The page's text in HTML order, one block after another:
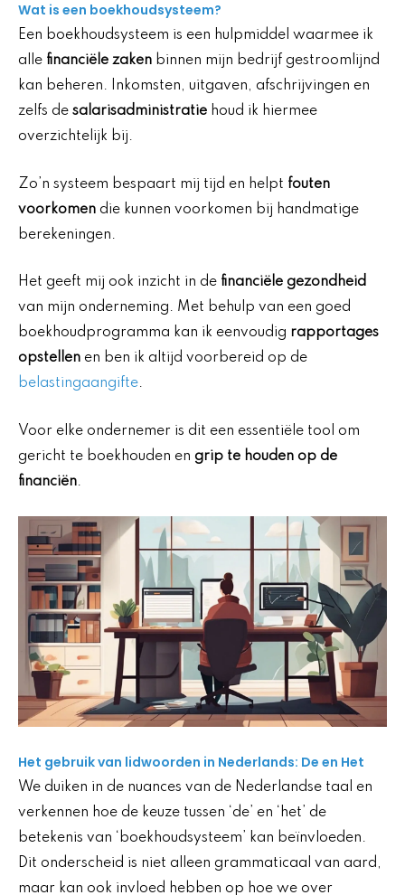
Wat is een boekhoudsysteem?
Een boekhoudsysteem is een hulpmiddel waarmee ik
alle financiële zaken binnen mijn bedrijf gestroomlijnd
kan beheren. Inkomsten, uitgaven, afschrijvingen en
zelfs de salarisadministratie houd ik hiermee
overzichtelijk bij.
Zo’n systeem bespaart mij tijd en helpt fouten
voorkomen die kunnen voorkomen bij handmatige
berekeningen.
Het geeft mij ook inzicht in de financiële gezondheid
van mijn onderneming. Met behulp van een goed
boekhoudprogramma kan ik eenvoudig rapportages
opstellen en ben ik altijd voorbereid op de
belastingaangifte.
Voor elke ondernemer is dit een essentiële tool om
gericht te boekhouden en grip te houden op de
financiën.
Het gebruik van lidwoorden in Nederlands: De en Het
We duiken in de nuances van de Nederlandse taal en
verkennen hoe de keuze tussen ‘de’ en ‘het’ de
betekenis van ‘boekhoudsysteem’ kan beïnvloeden.
Dit onderscheid is niet alleen grammaticaal van aard,
maar kan ook invloed hebben op hoe we over